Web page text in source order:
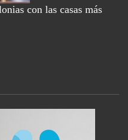
con las casas más